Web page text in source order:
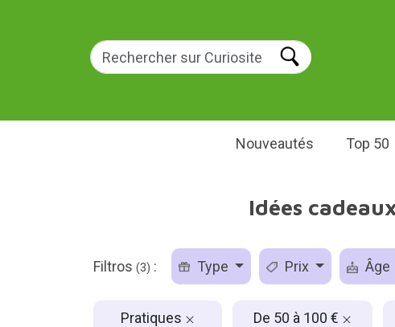
Nouveautés Top 50
Idées
Filtros (3) : Type Prix Âge
Pratiques De 50 à 100 €